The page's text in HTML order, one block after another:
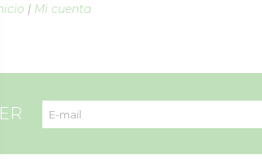
| Mi cuenta